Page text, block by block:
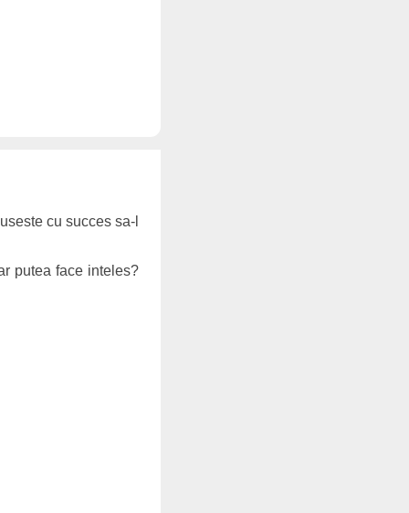
cu succes sa-l
putea face inteles?